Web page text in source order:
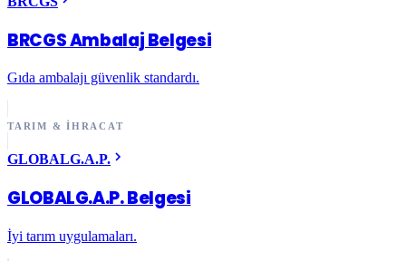
BRCGS Ambalaj Belgesi
Gıda ambalajı güvenlik standardı.
TARIM & İHRACAT
GLOBALG.A.P.
GLOBALG.A.P. Belgesi
İyi tarım uygulamaları.